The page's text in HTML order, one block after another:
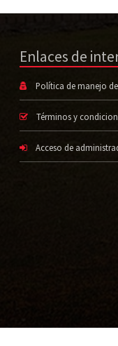
Enlaces de
Política de manejo
Términos y
Acceso de